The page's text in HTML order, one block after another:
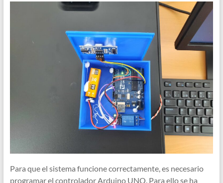
Para que el sistema funcione correctamente, es necesario
programar el controlador Arduino UNO. Para ello se ha